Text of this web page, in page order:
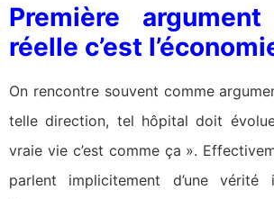
Première
réelle c’est
On rencontre souvent comme
telle direction, tel hôpital doit
vraie vie c’est comme ça ».
parlent implicitement d’une vérité